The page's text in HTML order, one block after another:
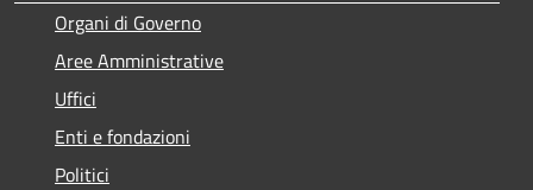
Organi di Governo
Aree Amministrative
Uffici
Enti e fondazioni
Politici